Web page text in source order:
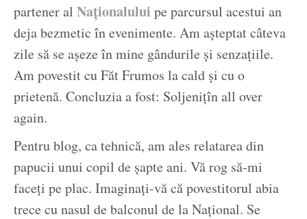
partener al Naționalului pe parcursul acestui an
deja bezmetic în evenimente. Am așteptat câteva
zile să se așeze în mine gândurile și senzațiile.
Am povestit cu Făt Frumos la cald și cu o
prietenă. Concluzia a fost: Soljenițîn all over
again.
Pentru blog, ca tehnică, am ales relatarea din
papucii unui copil de șapte ani. Vă rog să-mi
faceți pe plac. Imaginați-vă că povestitorul abia
trece cu nasul de balconul de la Național. Se